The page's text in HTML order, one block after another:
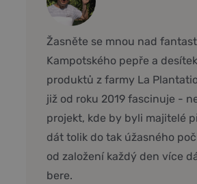
Žasněte se mnou nad
Kampotského pepře a
produktů z farmy La
již od roku 2019 fascinuje -
projekt, kde by byli majitelé
dát tolik do tak úžasného
od založení každý den více
bere.